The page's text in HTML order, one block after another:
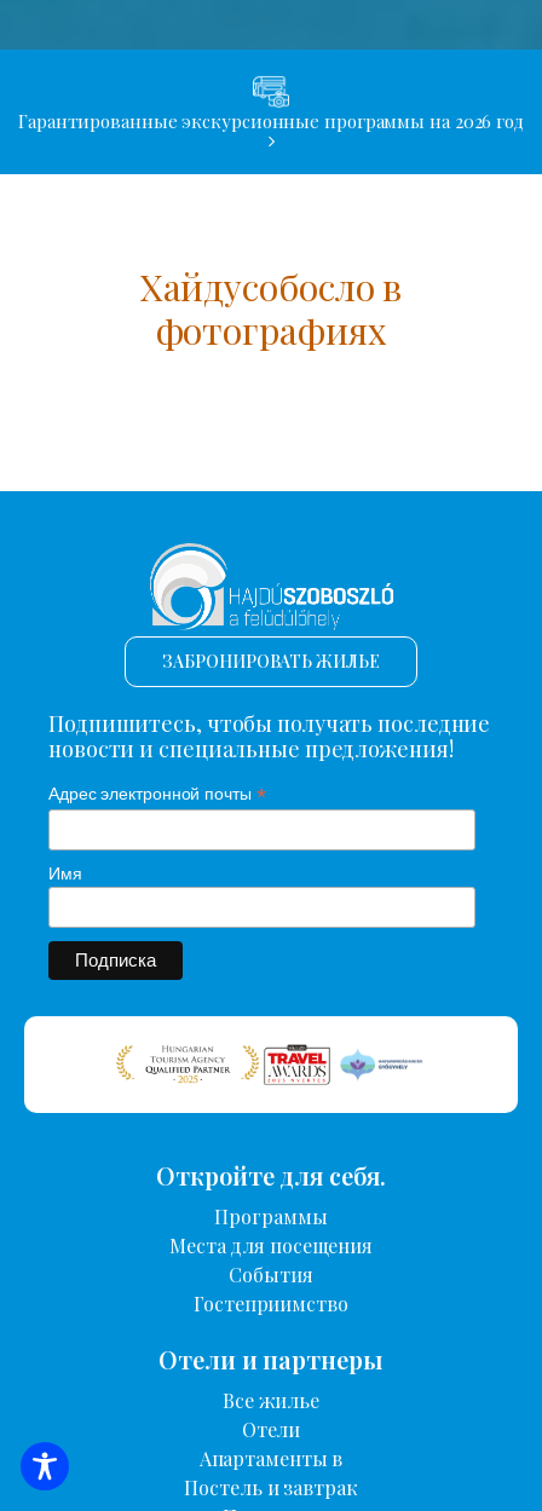
Гарантированные экскурсионные программы на 2026 год
Хайдусобосло в
фотографиях
ПОИСК ЖИЛЬЯ
ЗАБРОНИРОВАТЬ ЖИЛЬЕ
Подпишитесь, чтобы получать последние
новости и специальные предложения!
Адрес электронной почты *
Имя
Откройте для себя.
Программы
Места для посещения
События
Гостеприимство
Отели и партнеры
Все жилье
Отели
Апартаменты в
Постель и завтрак